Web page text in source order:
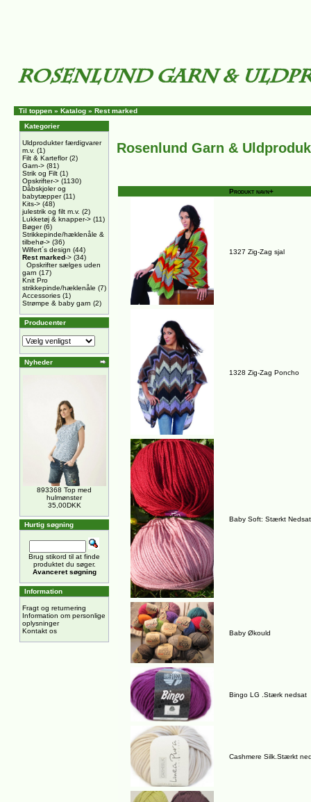
Til toppen » Katalog » Rest marked
Kategorier
Uldprodukter færdigvarer
m.v. (1)
Filt & Karteflor(2)
Garn-> (81)
Strik og Filt (1)
Opskrifter-> (1130)
Dåbskjoler og
babytæpper(11)
Kits-> (48)
julestrik og filt m.v. (2)
Lukketøj & knapper-> (11)
Bøger(6)
Strikkepinde/hæklenåle &
tilbehø-> (36)
Wilfert´s design (44)
Rest marked-> (34)
Opskrifter sælges uden
garn (17)
Knit Pro
strikkepinde/hæklenåle (7)
Accessories (1)
Strømpe & baby garn (2)
Producenter
Nyheder
893368 Top med
hulmønster
35,00DKK
Hurtig søgning
Brug stikord til at finde
produktet du søger.
Avanceret søgning
Information
Fragt og returnering
Information om personlige
oplysninger
Kontakt os
Rosenlund Garn &
Produkt navn+
1327 Zig-Zag sjal
1328 Zig-Zag Poncho
Baby Soft: Stærkt
Baby Økould
Bingo LG .Stærk nedsat
Cashmere Silk.Stærkt